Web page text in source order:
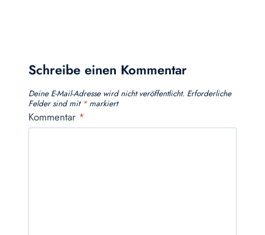
Schreibe einen Kommentar
Deine E-Mail-Adresse wird nicht veröffentlicht. Erforderliche
Felder sind mit *markiert
Kommentar *